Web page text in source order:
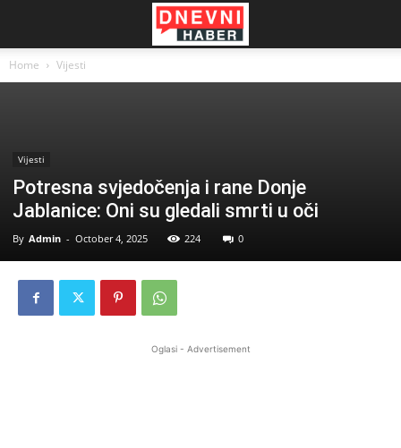
Home Vijesti
Vijesti
Potresna svjedočenja i rane Donje
Jablanice: Oni su gledali smrti u oči
By Admin - October 4, 2025 224 0
Oglasi - Advertisement